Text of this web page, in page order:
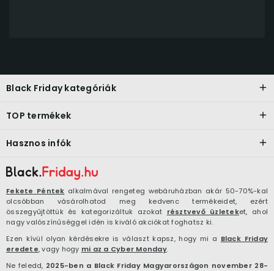
Fekete Péntek alkalmával rengeteg webáruházban akár 50-70%-kal
olcsóbban vásárolhatod meg kedvenc termékeidet, ezért
összegyűjtöttük és kategorizáltuk azokat résztvevő üzleteket, ahol
nagy valószínűséggel idén is kiváló akciókat foghatsz ki.
Ezen kívül olyan kérdésekre is választ kapsz, hogy mi a Black Friday
eredete, vagy hogy mi az a Cyber Monday.
Ne feledd, 2025-ben a Black Friday Magyarországon november 28-
Black Friday kategóriák
TOP termékek
Hasznos infók